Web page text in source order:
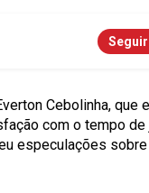
Cebolinha, que
com o tempo de
especulações